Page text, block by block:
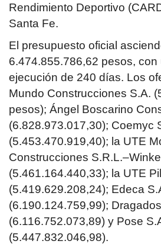
Rendimiento Deportivo
Santa Fe.
El presupuesto oficial
6.474.855.786,62 pesos, con
ejecución de 240 días. Los
Mundo Construcciones S.A.
pesos); Ángel Boscarino
(6.828.973.017,30); Coemyc
(5.453.470.919,40); la UTE
Construcciones
(5.461.164.440,33); la UTE
(5.419.629.208,24); Edeca
(6.190.124.759,99);
(6.116.752.073,89) y Pose
(5.447.832.046,98).